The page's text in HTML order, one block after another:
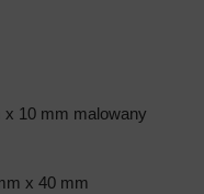
x 10 mm malowany
x 40 mm